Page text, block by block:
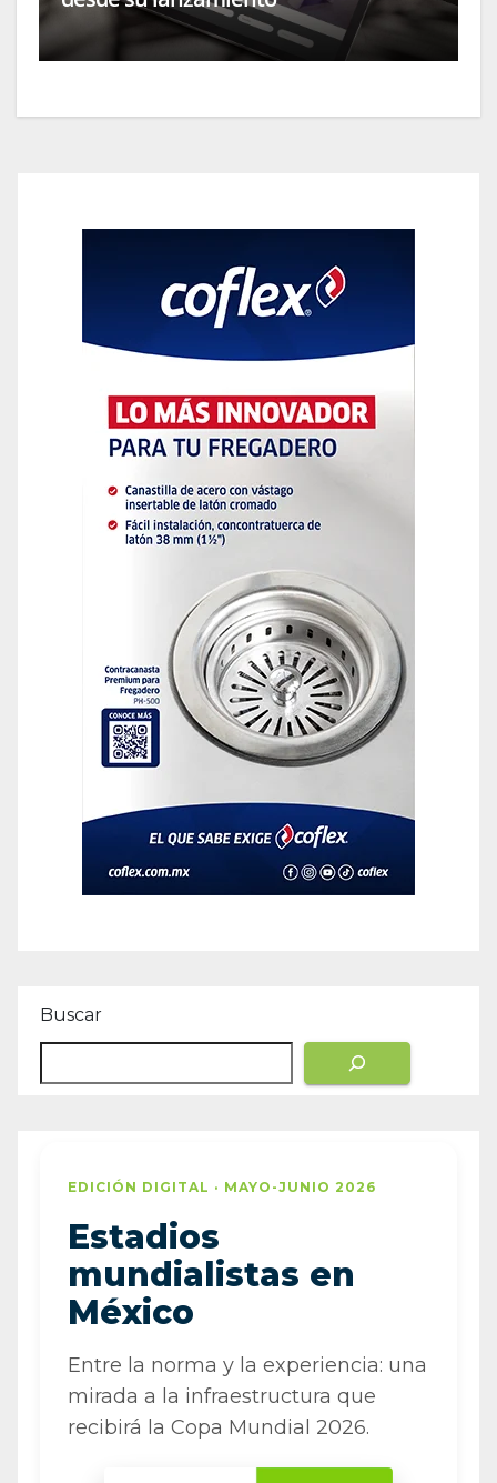
Buscar
EDICIÓN DIGITAL · MAYO-JUNIO 2026
Estadios
mundialistas en
México
Entre la norma y la experiencia: una
mirada a la infraestructura que
recibirá la Copa Mundial 2026.